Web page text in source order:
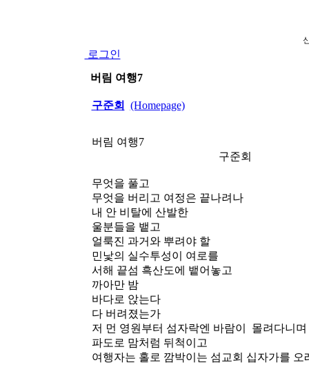
로그인
버림 여행7
구준회 (Homepage)
버림 여행7
구준회
무엇을 풀고
무엇을 버리고 여정은 끝나려나
내 안 비탈에 산발한
울분들을 뱉고
얼룩진 과거와 뿌려야 할
민낯의 실수투성이 여로를
서해 끝섬 흑산도에 뱉어놓고
까아만 밤
바다로 앉는다
다 버려졌는가
저 먼 영원부터 섬자락엔 바람이 몰려다니
파도로 맘처럼 뒤척이고
여행자는 홀로 깜박이는 섬교회 십자가를 오